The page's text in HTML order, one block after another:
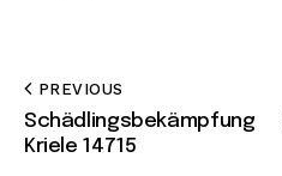
PREVIOUS
Schädlingsbekämpfung
Kriele 14715